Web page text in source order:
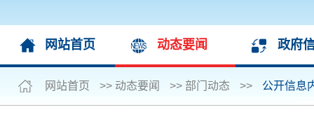
网站首页 动态要闻 政府
网站首页 >> 动态要闻 >> 部门动态 >> 公开信息